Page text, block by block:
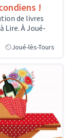
!
de livres
Lire. À Joué-
Joué-lès-Tours